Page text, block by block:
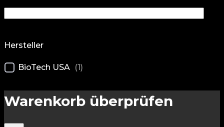
Hersteller
BioTech USA (1)
Warenkorb überprüfen